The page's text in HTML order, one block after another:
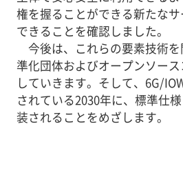
権を握ることができる新たな
できることを確認しました。
今後は、これらの要素技術
準化団体およびオープンソー
していきます。そして、6G/
されている2030年に、標準仕
装されることをめざします。